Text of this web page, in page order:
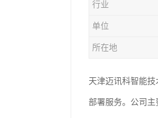
行业
单位
所在地
天津迈讯科智能
部署服务。公司